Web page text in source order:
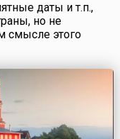
даты и т.п.,
но не
смысле этого